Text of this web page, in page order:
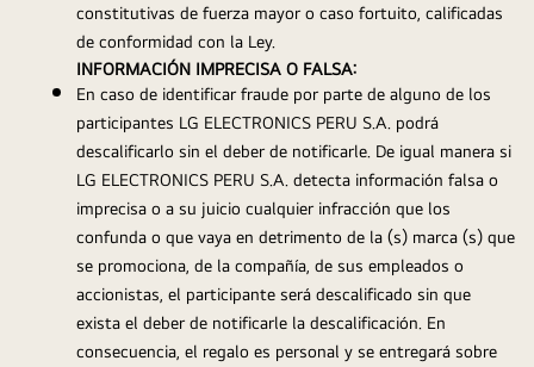
constitutivas de fuerza mayor o caso fortuito, calificadas
de conformidad con la Ley.
INFORMACIÓN IMPRECISA O FALSA:
En caso de identificar fraude por parte de alguno de los
participantes LG ELECTRONICS PERU S.A. podrá
descalificarlo sin el deber de notificarle. De igual manera si
LG ELECTRONICS PERU S.A. detecta información falsa o
imprecisa o a su juicio cualquier infracción que los
confunda o que vaya en detrimento de la (s) marca (s) que
se promociona, de la compañía, de sus empleados o
accionistas, el participante será descalificado sin que
exista el deber de notificarle la descalificación. En
consecuencia, el regalo es personal y se entregará sobre